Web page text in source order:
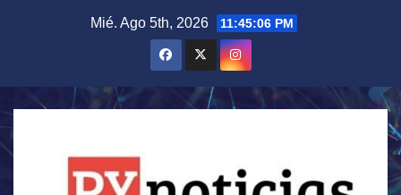
Mié. Ago 5th, 2026 11:45:08 PM